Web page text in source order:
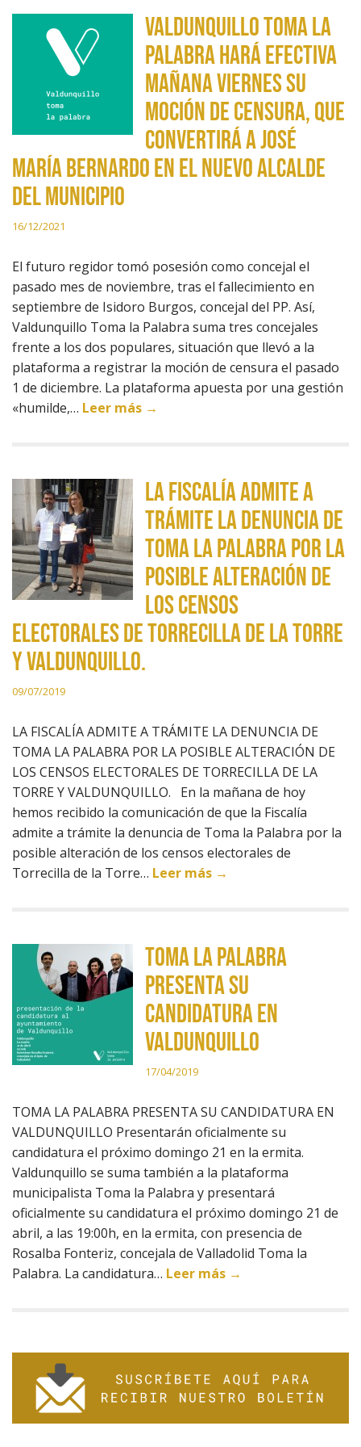
Valdunquillo Toma la
Palabra hará efectiva
mañana viernes su
moción de censura, que
convertirá a José
María Bernardo en el nuevo alcalde
del municipio
16/12/2021
El futuro regidor tomó posesión como concejal el
pasado mes de noviembre, tras el fallecimiento en
septiembre de Isidoro Burgos, concejal del PP. Así,
Valdunquillo Toma la Palabra suma tres concejales
frente a los dos populares, situación que llevó a la
plataforma a registrar la moción de censura el pasado
1 de diciembre. La plataforma apuesta por una gestión
«humilde,… Leer más →
LA FISCALÍA ADMITE A
TRÁMITE LA DENUNCIA DE
TOMA LA PALABRA POR LA
POSIBLE ALTERACIÓN DE
LOS CENSOS
ELECTORALES DE TORRECILLA DE LA TORRE
Y VALDUNQUILLO.
09/07/2019
LA FISCALÍA ADMITE A TRÁMITE LA DENUNCIA DE
TOMA LA PALABRA POR LA POSIBLE ALTERACIÓN DE
LOS CENSOS ELECTORALES DE TORRECILLA DE LA
TORRE Y VALDUNQUILLO. En la mañana de hoy
hemos recibido la comunicación de que la Fiscalía
admite a trámite la denuncia de Toma la Palabra por la
posible alteración de los censos electorales de
Torrecilla de la Torre… Leer más →
TOMA LA PALABRA
PRESENTA SU
CANDIDATURA EN
VALDUNQUILLO
17/04/2019
TOMA LA PALABRA PRESENTA SU CANDIDATURA EN
VALDUNQUILLO Presentarán oficialmente su
candidatura el próximo domingo 21 en la ermita.
Valdunquillo se suma también a la plataforma
municipalista Toma la Palabra y presentará
oficialmente su candidatura el próximo domingo 21 de
abril, a las 19:00h, en la ermita, con presencia de
Rosalba Fonteriz, concejala de Valladolid Toma la
Palabra. La candidatura… Leer más →